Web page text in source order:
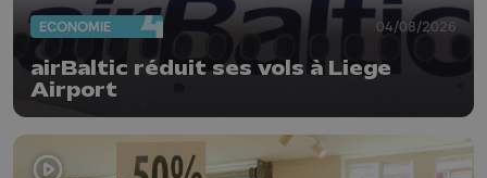
ECONOMIE 04/08/2026
airBaltic réduit ses vols à Liege
Airport